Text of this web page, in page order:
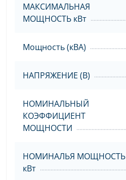
МАКСИМАЛЬНАЯ
МОЩНОСТЬ кВт
Мощность (кВА)
НАПРЯЖЕНИЕ (В)
НОМИНАЛЬНЫЙ
КОЭФФИЦИЕНТ
МОЩНОСТИ
НОМИНАЛЬЯ МОЩНОСТЬ
кВт